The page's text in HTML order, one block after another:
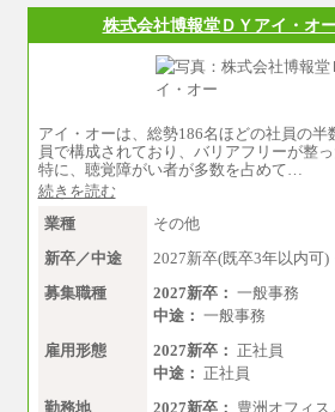
※試用期間中も給与に変
株式会社博報堂ＤＹアイ・オ
アイ・オーは、総勢186名ほどの社員の半
員で構成されており、バリアフリーが整っ
特に、聴覚障がい者が多数を占めて…
続きを読む
業種
その他
新卒／中途
2027新卒(既卒3年以内可)
募集職種
2027新卒： 一般事務
中途： 一般事務
雇用形態
2027新卒： 正社員
中途： 正社員
勤務地
2027新卒： 豊洲オフィス